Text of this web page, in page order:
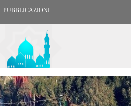
PUBBLICAZIONI